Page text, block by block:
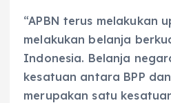
“APBN terus melakukan
melakukan belanja
Indonesia. Belanja
kesatuan antara BPP
merupakan satu